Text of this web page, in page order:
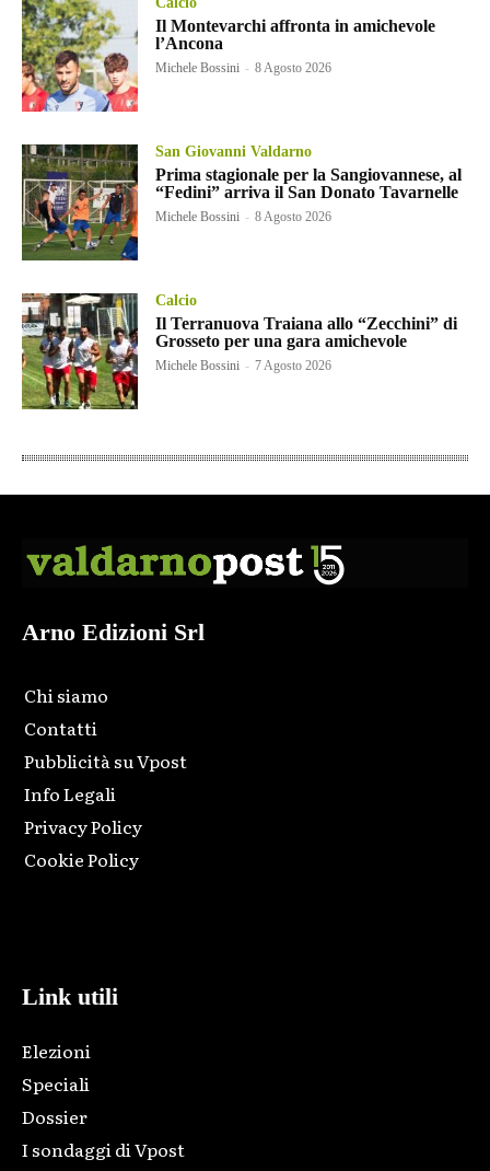
Il Montevarchi affronta in amichevole
l’Ancona
Michele Bossini - 8 Agosto 2026
San Giovanni Valdarno
Prima stagionale per la Sangiovannese, al
“Fedini” arriva il San Donato Tavarnelle
Michele Bossini - 8 Agosto 2026
Calcio
Il Terranuova Traiana allo “Zecchini” di
Grosseto per una gara amichevole
Michele Bossini - 7 Agosto 2026
Arno Edizioni Srl
Chi siamo
Contatti
Pubblicità su Vpost
Info Legali
Privacy Policy
Cookie Policy
Link utili
Elezioni
Speciali
Dossier
I sondaggi di Vpost